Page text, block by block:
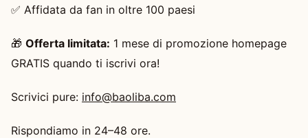
✅ Affidata da fan in oltre 100 paesi
🎁 Offerta limitata: 1 mese di promozione homepage
GRATIS quando ti iscrivi ora!
Scrivici pure: info@baoliba.com
Rispondiamo in 24–48 ore.